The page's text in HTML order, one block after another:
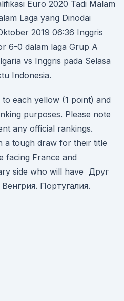
Euro 2020 Tadi Malam
Laga yang Dinodai
2019 06:36 Inggris
6-0 dalam laga Grup A
vs Inggris pada Selasa
Indonesia.
each yellow (1 point) and
purposes. Please note
any official rankings.
a tough draw for their title
facing France and
side who will have Друг
Португалия.